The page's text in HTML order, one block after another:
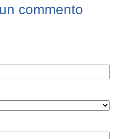
commento